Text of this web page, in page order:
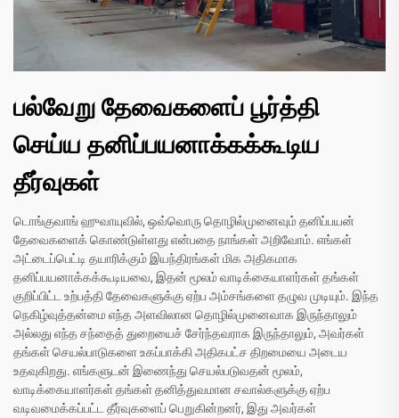
பல்வேறு தேவைகளைப் பூர்த்தி
செய்ய தனிப்பயனாக்கக்கூடிய
தீர்வுகள்
டொங்குவாங் ஹுவாயுவில், ஒவ்வொரு தொழில்முனைவும் தனிப்பயன்
தேவைகளைக் கொண்டுள்ளது என்பதை நாங்கள் அறிவோம். எங்கள்
அட்டைப்பெட்டி தயாரிக்கும் இயந்திரங்கள் மிக அதிகமாக
தனிப்பயனாக்கக்கூடியவை, இதன் மூலம் வாடிக்கையாளர்கள் தங்கள்
குறிப்பிட்ட உற்பத்தி தேவைகளுக்கு ஏற்ப அம்சங்களை தழுவ முடியும். இந்த
நெகிழ்வுத்தன்மை எந்த அளவிலான தொழில்முனைவாக இருந்தாலும்
அல்லது எந்த சந்தைத் துறையைச் சேர்ந்தவராக இருந்தாலும், அவர்கள்
தங்கள் செயல்பாடுகளை உகப்பாக்கி அதிகபட்ச திறமையை அடைய
உதவுகிறது. எங்களுடன் இணைந்து செயல்படுவதன் மூலம்,
வாடிக்கையாளர்கள் தங்கள் தனித்துவமான சவால்களுக்கு ஏற்ப
வடிவமைக்கப்பட்ட தீர்வுகளைப் பெறுகின்றனர், இது அவர்கள்